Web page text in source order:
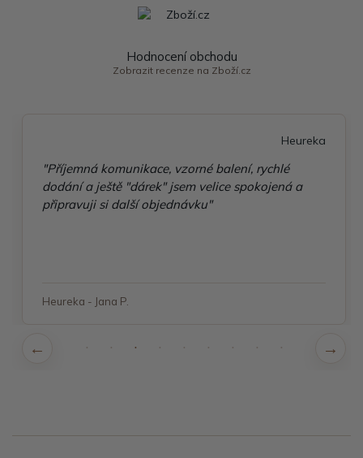
Hodnocení obchodu
Zobrazit recenze na Zboží.cz
Heureka
"Příjemná komunikace, vzorné balení, rychlé
dodání a ještě "dárek" jsem velice spokojená a
připravuji si další objednávku"
Heureka - Jana P.